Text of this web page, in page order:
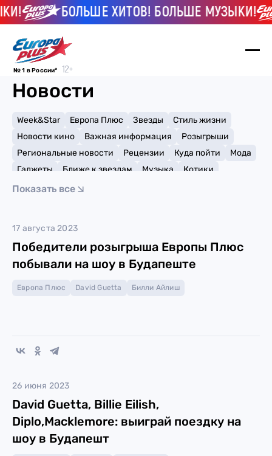
БОЛЬШЕ ХИТОВ! БОЛЬШЕ МУЗЫКИ!
№ 1 в России*
Новости
Week&Star Европа Плюс Звезды
Стиль жизни
Новости кино
Важная информация
Розыгрыши
Региональные новости
Рецензии Куда пойти
Мода
Гаджеты
Ближе к звездам Музыка
Котики
Мемы и тренды
Показать все
17 августа 2023
Победители розыгрыша Европы Плюс
побывали на шоу в Будапеште
Европа Плюс David Guetta Билли Айлиш
26 июня 2023
David Guetta, Billie Eilish,
Diplo,Macklemore: выиграй поездку на
шоу в Будапешт